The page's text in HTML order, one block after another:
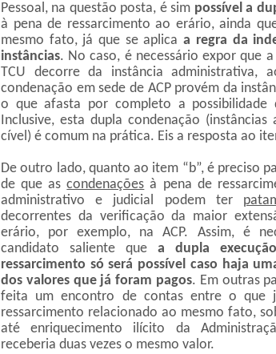
Pessoal, na questão posta, é sim possível a
à pena de ressarcimento ao erário, ainda
mesmo fato, já que se aplicaa regra da
instâncias. No caso, é necessário expor que
TCU decorre da instância administrativa,
condenação em sede de ACP provém da
o que afasta por completo a possibilidade
Inclusive, esta dupla condenação (instâncias
cível) é comum na prática. Eis a resposta ao
De outro lado, quanto ao item “b”, é preciso
de que ascondenações à pena de
administrativo e judicial podem ter
decorrentes da verificação da maior
erário, por exemplo, na ACP. Assim, é
candidato saliente que a dupla
ressarcimento só será possível caso haja
dos valores que já foram pagos. Em outras
feita um encontro de contas entre o que
ressarcimento relacionado ao mesmo fato,
até enriquecimento ilícito da
receberia duas vezes o mesmo valor.